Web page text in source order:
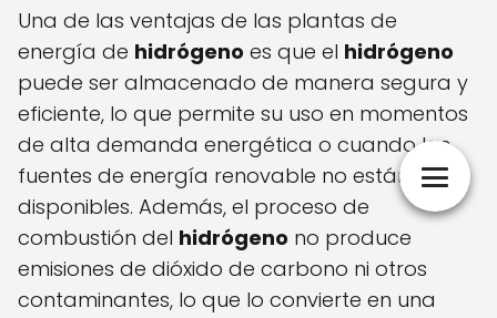
Una de las ventajas de las plantas de
energía de hidrógeno es que el hidrógeno
puede ser almacenado de manera segura y
eficiente, lo que permite su uso en momentos
de alta demanda energética o cuando las
fuentes de energía renovable no están
disponibles. Además, el proceso de
combustión del hidrógeno no produce
emisiones de dióxido de carbono ni otros
contaminantes, lo que lo convierte en una